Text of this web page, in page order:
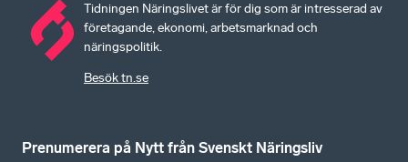
Tidningen Näringslivet är för dig som är intresserad av
företagande, ekonomi, arbetsmarknad och
näringspolitik.
Besök tn.se
Prenumerera på Nytt från Svenskt Näringsliv